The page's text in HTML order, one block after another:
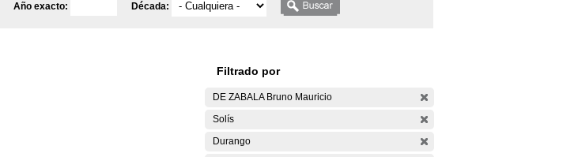
Año exacto: Década:
Filtrado por
DE ZABALA Bruno Mauricio
Solís
Durango